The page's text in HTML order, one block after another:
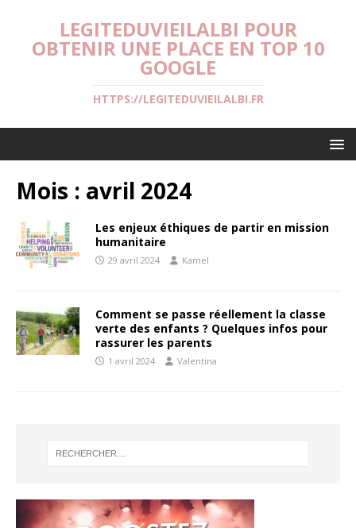
LEGITEDUVIEILALBI POUR
OBTENIR UNE PLACE EN TOP 10
GOOGLE
HTTPS://LEGITEDUVIEILALBI.FR
Mois : avril 2024
Les enjeux éthiques de partir en mission
humanitaire
29 avril 2024 Kamel
Comment se passe réellement la classe
verte des enfants ? Quelques infos pour
rassurer les parents
1 avril 2024 Valentina